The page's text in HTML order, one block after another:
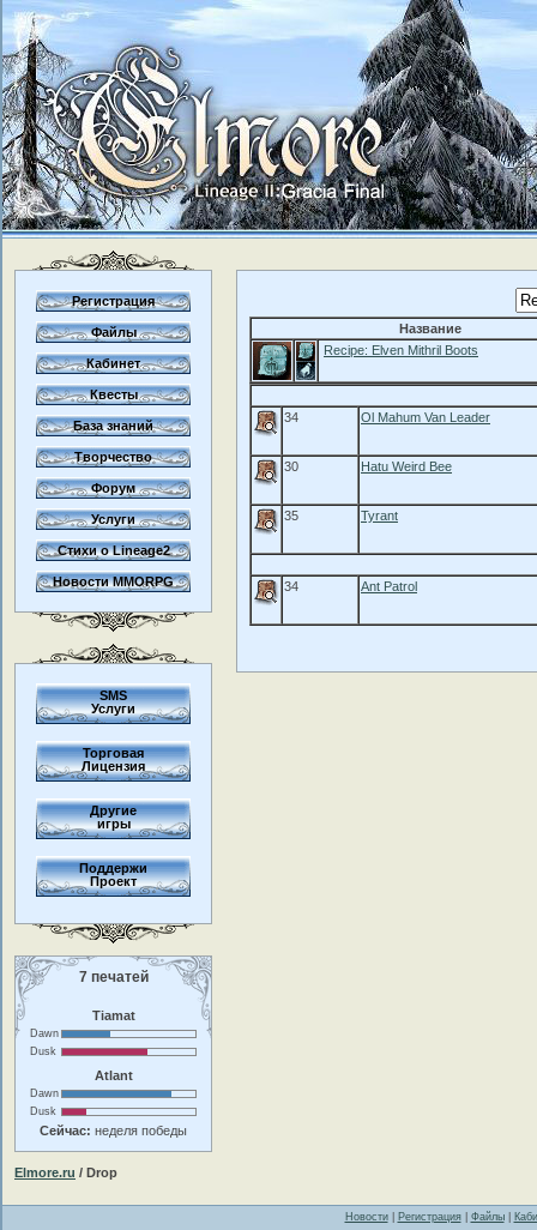
Регистрация
Файлы
Кабинет
Квесты
База знаний
Творчество
Форум
Услуги
Стихи о Lineage2
Новости MMORPG
SMS
Услуги
Торговая
Лицензия
Другие
игры
Поддержи
Проект
7 печатей
Tiamat
Dawn
Dusk
Atlant
Dawn
Dusk
Сейчас: неделя победы
Название
Recipe: Elven Mithril Boots
34 Ol Mahum Van Leader
30 Hatu Weird Bee
35 Tyrant
34 Ant Patrol
Elmore.ru / Drop
Новости| Регистрация| Файлы|